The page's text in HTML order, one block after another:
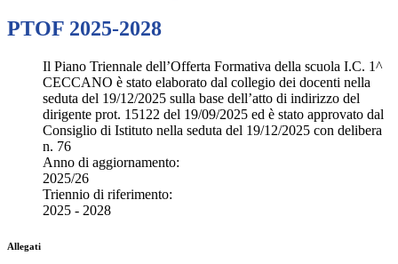
PTOF 2025-2028
Il Piano Triennale dell’Offerta Formativa della scuola I.C. 1^
CECCANO è stato elaborato dal collegio dei docenti nella
seduta del 19/12/2025 sulla base dell’atto di indirizzo del
dirigente prot. 15122 del 19/09/2025 ed è stato approvato dal
Consiglio di Istituto nella seduta del 19/12/2025 con delibera
n. 76
Anno di aggiornamento:
2025/26
Triennio di riferimento:
2025 - 2028
Allegati